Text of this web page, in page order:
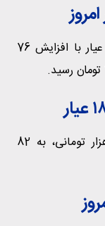
قیمت طلا افزایش یافت. هر گرم طلا ۱۸ عیار با افزایش 76
هر مثقال طلا ۱۸ عیار با افزایش 332 هزار تومانی، به 82